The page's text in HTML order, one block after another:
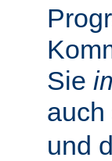
Sie
und